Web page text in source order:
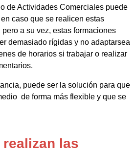
de Actividades Comerciales puede
caso que se realicen estas
a su vez, estas formaciones
demasiado rígidas y no adaptarsea
de horarios si trabajar o realizar
puede ser la solución para que
de forma más flexible y que se
las